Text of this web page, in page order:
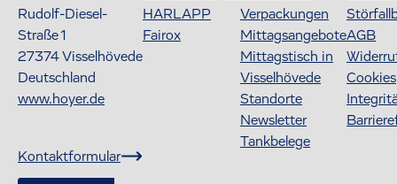
Rudolf-Diesel-
Straße 1
27374Visselhövede
Deutschland
www.hoyer.de
Kontaktformular
HARLAPP
Fairox
Verpackungen
Mittagsangebote
Mittagstisch in
Visselhövede
Standorte
Newsletter
Tankbelege
AGB
Cookies